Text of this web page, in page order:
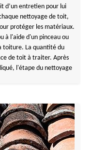
d’un entretien pour lui
nettoyage de toit,
protéger les matériaux.
à l'aide d'un pinceau ou
toiture. La quantité du
de toit à traiter. Après
l'étape du nettoyage